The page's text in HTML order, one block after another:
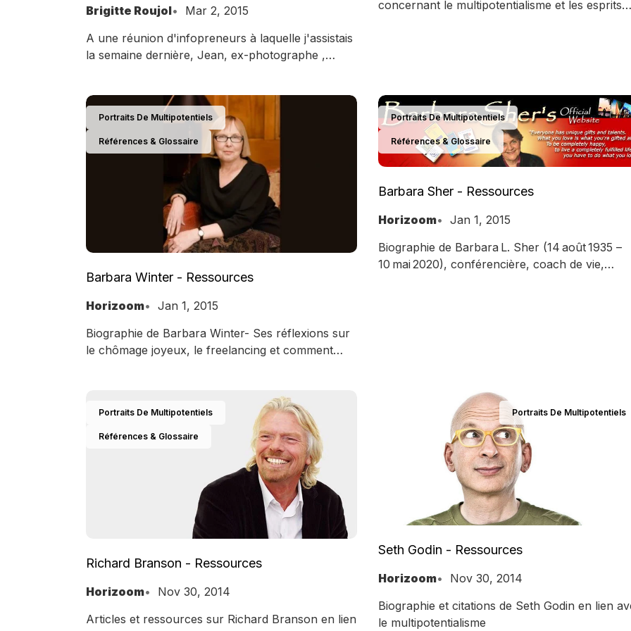
Brigitte Roujol
Mar 2, 2015
A une réunion d'infopreneurs à laquelle j'assistais
la semaine dernière, Jean, ex-photographe ,
internet, se reconnaissait bien dans ma définition
du Multipotentiel, la personne ayant de multiples
centres d'intérêts, de multiples passions, ayant du
mal à choisir un focus, ou à s'y tenir longtemps,
car choisir, c'est au mieux s'auto-mutiler, au pire
c'est mourir d'ennui…
concernant le multipotentialisme et les esprits
Portraits De Multipotentiels
Références & Glossaire
Barbara Winter - Ressources
Horizoom
Jan 1, 2015
Biographie de Barbara Winter- Ses réflexions sur
le chômage joyeux, le freelancing et comment
Portraits De Multipotentiels
Références & Glossaire
Barbara Sher - Ressources
Horizoom
Jan 1, 2015
Biographie de Barbara L. Sher (14 août 1935 –
10 mai 2020), conférencière, coach de vie,
décrire leur profil - et articles la concernant
Portraits De Multipotentiels
Références & Glossaire
Richard Branson - Ressources
Horizoom
Nov 30, 2014
Articles et ressources sur Richard Branson en lien
Portraits De Multipotentiels
Seth Godin - Ressources
Horizoom
Nov 30, 2014
Biographie et citations de Seth Godin en lien
le multipotentialisme